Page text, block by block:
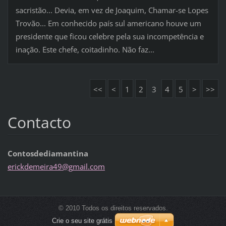
sacristão... Devia, em vez de Joaquim, Chamar-se Lopes
Trovão... Em conhecido país sul americano houve um
presidente que ficou celebre pela sua incompetência e
inação. Este chefe, coitadinho. Não faz...
<< < 1 2 3 4 5 > >>
Contacto
Contosdediamantina
erickdemeira49@gmail.com
© 2010 Todos os direitos reservados.
Crie o seu site grátis